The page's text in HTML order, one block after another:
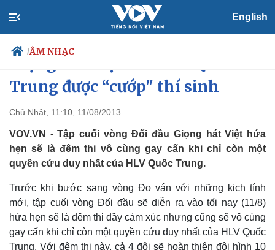
English
/ÂM NHẠC
Chính trị
Đảng
Tổ chức nhân sự
Quốc hội
Nhận diện sự thật
Tin 24h
Dự báo thời tiết
Giáo dục
Dấu ấn VOV
Việc làm
Biển đảo
Trung được “cướp" thí sinh
Chủ Nhật, 11:10, 11/08/2013
VOV.VN - Tập cuối vòng Đối đầu Giọng hát Việt hứa
hẹn sẽ là đêm thi vô cùng gay cấn khi chỉ còn một
quyền cứu duy nhất của HLV Quốc Trung.
Trước khi bước sang vòng Đo ván với những kịch tính
mới, tập cuối vòng Đối đầu sẽ diễn ra vào tối nay (11/8)
hứa hẹn sẽ là đêm thi đầy cảm xúc nhưng cũng sẽ vô cùng
gay cấn khi chỉ còn một quyền cứu duy nhất của HLV Quốc
Trung. Với đêm thi này, cả 4 đội sẽ hoàn thiện đội hình 10